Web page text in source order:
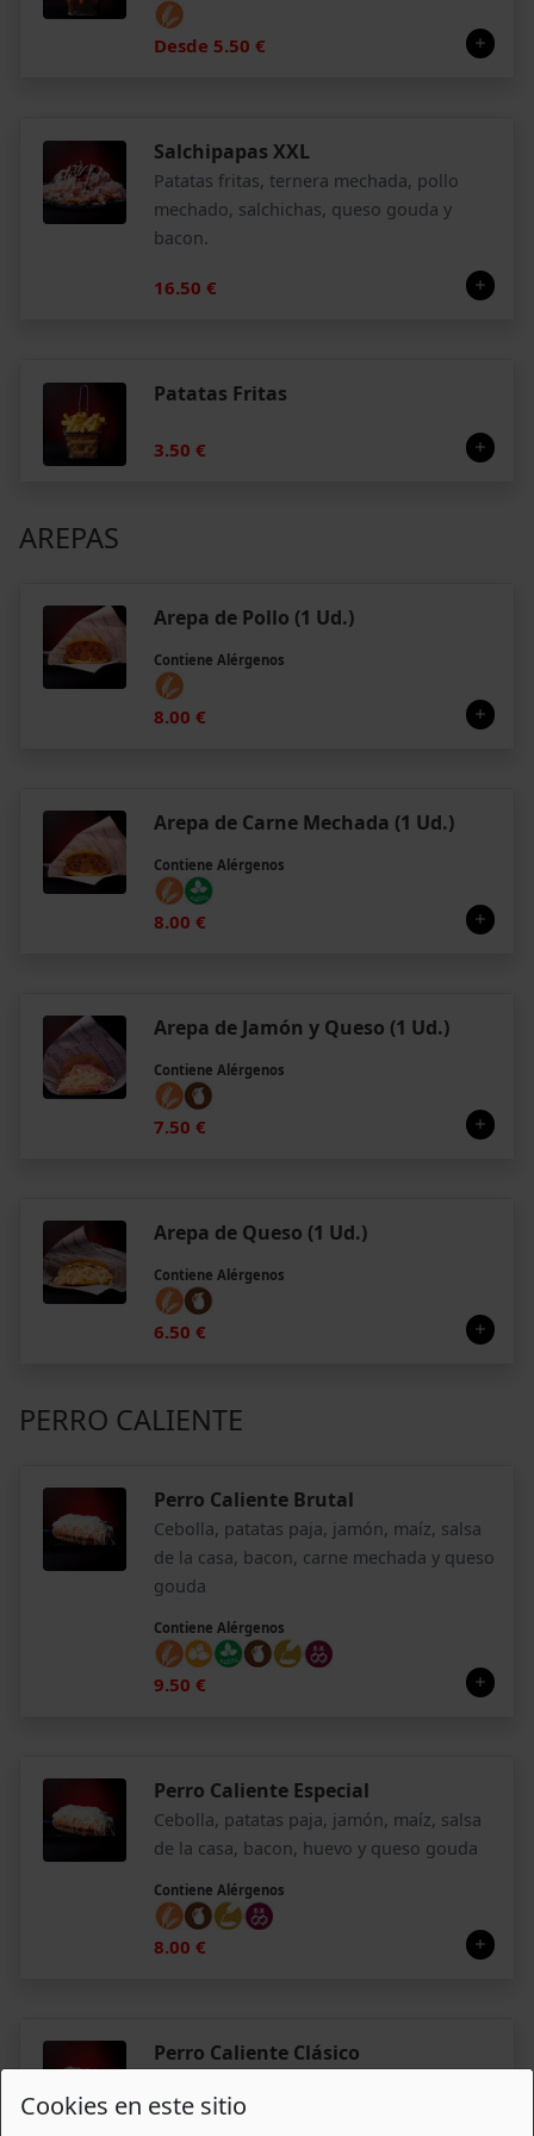
Cookies en este sitio
Desde 5.50 €
Salchipapas XXL
Patatas fritas, ternera mechada, pollo
mechado, salchichas, queso gouda y
bacon.
16.50 €
Patatas Fritas
3.50 €
AREPAS
Arepa de Pollo (1 Ud.)
Contiene Alérgenos
8.00 €
Arepa de Carne Mechada (1 Ud.)
Contiene Alérgenos
8.00 €
Arepa de Jamón y Queso (1 Ud.)
Contiene Alérgenos
7.50 €
Arepa de Queso (1 Ud.)
Contiene Alérgenos
6.50 €
PERRO CALIENTE
Perro Caliente Brutal
Cebolla, patatas paja, jamón, maíz, salsa
de la casa, bacon, carne mechada y queso
gouda
Contiene Alérgenos
9.50 €
Perro Caliente Especial
Cebolla, patatas paja, jamón, maíz, salsa
de la casa, bacon, huevo y queso gouda
Contiene Alérgenos
8.00 €
Perro Caliente Clásico
de la casa y queso gouda